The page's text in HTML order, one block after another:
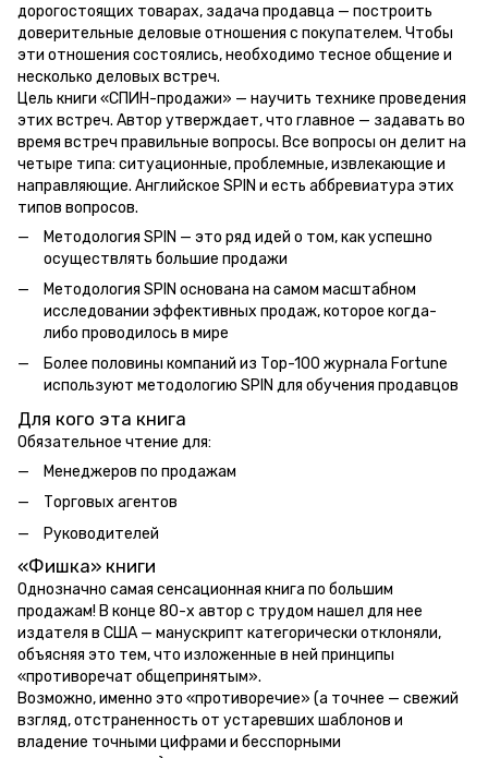
дорогостоящих товарах, задача продавца — построить
доверительные деловые отношения с покупателем. Чтобы
эти отношения состоялись, необходимо тесное общение и
несколько деловых встреч.
Цель книги «СПИН-продажи» — научить технике проведения
этих встреч. Автор утверждает, что главное — задавать во
время встреч правильные вопросы. Все вопросы он делит на
четыре типа: ситуационные, проблемные, извлекающие и
направляющие. Английское SPIN и есть аббревиатура этих
типов вопросов.
Методология SPIN — это ряд идей о том, как успешно
осуществлять большие продажи
Методология SPIN основана на самом масштабном
исследовании эффективных продаж, которое когда-
либо проводилось в мире
Более половины компаний из Тор-100 журнала Fortune
используют методологию SPIN для обучения продавцов
Для кого эта книга
Обязательное чтение для:
Менеджеров по продажам
Торговых агентов
Руководителей
«Фишка» книги
Однозначно самая сенсационная книга по большим
продажам! В конце 80-х автор с трудом нашел для нее
издателя в США — манускрипт категорически отклоняли,
объясняя это тем, что изложенные в ней принципы
«противоречат общепринятым».
Возможно, именно это «противоречие» (а точнее — свежий
взгляд, отстраненность от устаревших шаблонов и
владение точными цифрами и бесспорными